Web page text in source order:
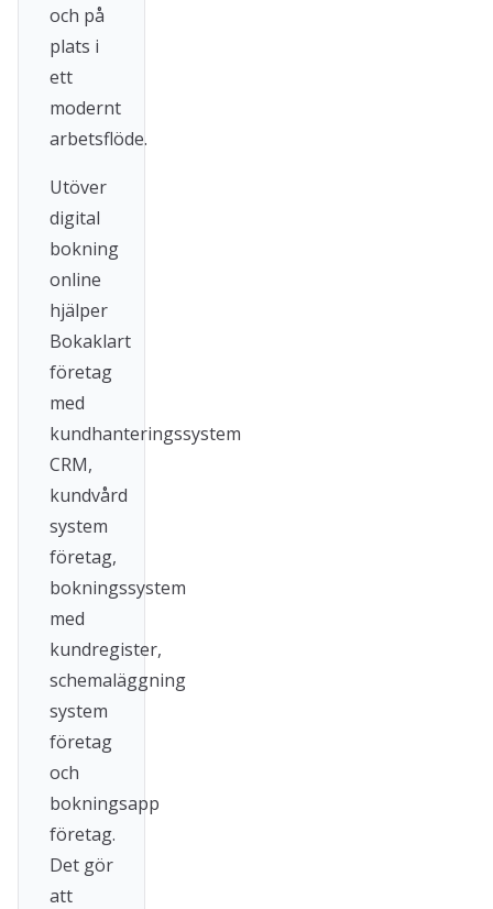
och på
plats i
ett
modernt
arbetsflöde.
Utöver
digital
bokning
online
hjälper
Bokaklart
företag
med
kundhanteringssystem
CRM,
kundvård
system
företag,
bokningssystem
med
kundregister,
schemaläggning
system
företag
och
bokningsapp
företag.
Det gör
att